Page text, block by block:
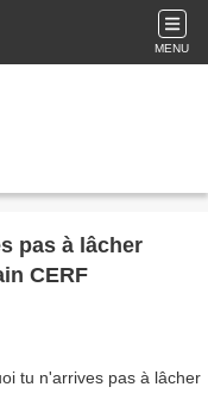
MENU
pas à lâcher
CERF